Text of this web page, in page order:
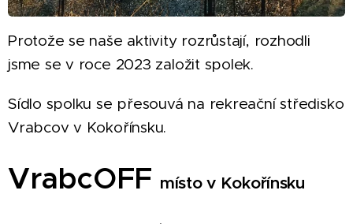
Protože se naše aktivity rozrůstají, rozhodli
jsme se v roce 2023 založit spolek.
Sídlo spolku se přesouvá na rekreační středisko
Vrabcov v Kokořínsku.
VrabcOFF místo v Kokořínsku